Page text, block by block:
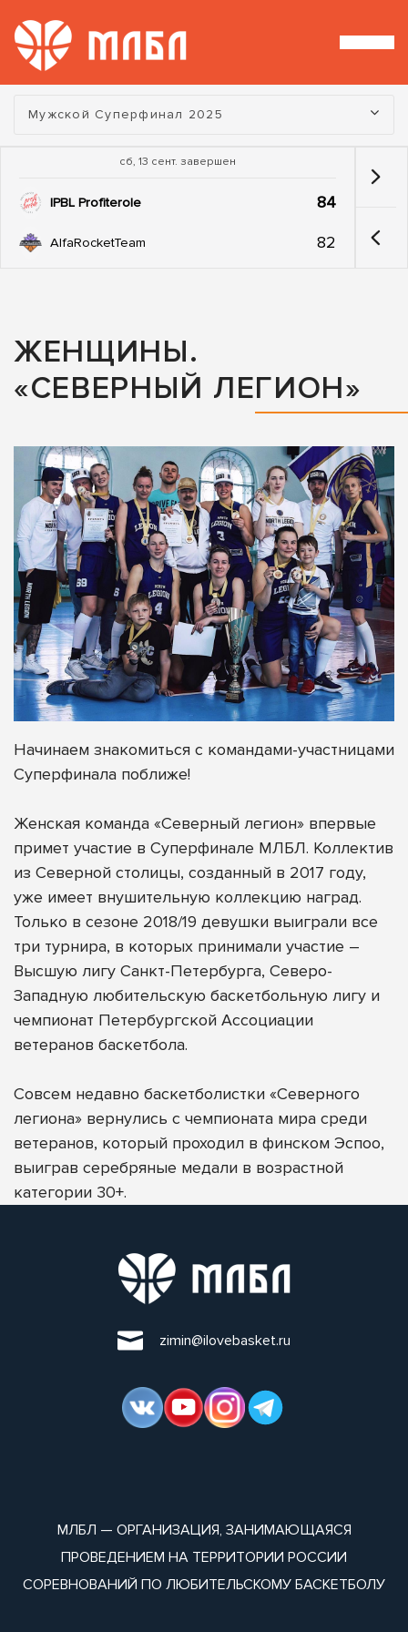
Турнир:
Мужской Суперфинал 2025
сб, 13 сент. завершен
IPBL Profiterole 84
AlfaRocketTeam 82
ЖЕНЩИНЫ.
«СЕВЕРНЫЙ ЛЕГИОН»
Начинаем знакомиться с командами-участницами
Суперфинала поближе!
Женская команда «Северный легион» впервые
примет участие в Суперфинале МЛБЛ. Коллектив
из Северной столицы, созданный в 2017 году,
уже имеет внушительную коллекцию наград.
Только в сезоне 2018/19 девушки выиграли все
три турнира, в которых принимали участие –
Высшую лигу Санкт-Петербурга, Северо-
Западную любительскую баскетбольную лигу и
чемпионат Петербургской Ассоциации
ветеранов баскетбола.
Совсем недавно баскетболистки «Северного
легиона» вернулись с чемпионата мира среди
ветеранов, который проходил в финском Эспоо,
выиграв серебряные медали в возрастной
категории 30+.
zimin@ilovebasket.ru
МЛБЛ — ОРГАНИЗАЦИЯ, ЗАНИМАЮЩАЯСЯ
ПРОВЕДЕНИЕМ НА ТЕРРИТОРИИ РОССИИ
СОРЕВНОВАНИЙ ПО ЛЮБИТЕЛЬСКОМУ БАСКЕТБОЛУ